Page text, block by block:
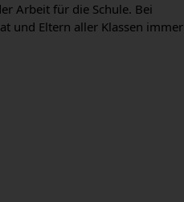
Arbeit für die Schule. Bei
und Eltern aller Klassen immer